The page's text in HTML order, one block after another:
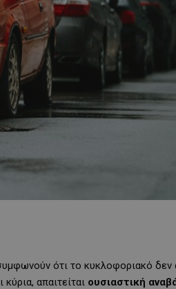
ότι το κυκλοφοριακό δεν
απαιτείται ουσιαστική